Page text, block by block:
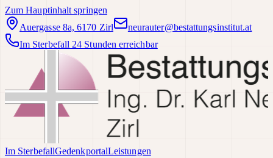
Zum Hauptinhalt springen
Auergasse 8a, 6170 Zirl
neurauter@bestattungsinstitut.at
Im Sterbefall 24 Stunden erreichbar
Im SterbefallGedenkportalLeistungen